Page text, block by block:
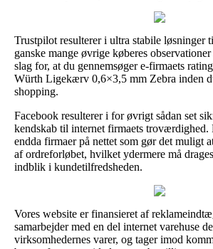
Trustpilot resulterer i ultra stabile løsninger
ganske mange øvrige køberes
slag for, at du gennemsøger e-firmaets
Würth Ligekærv 0,6×3,5 mm Zebra inden
shopping.
Facebook resulterer i for øvrigt sådan set
kendskab til internet firmaets troværdighed.
endda firmaer på nettet som gør det muligt
af ordreforløbet, hvilket ydermere må
indblik i kundetilfredsheden.
Vores website er finansieret af
samarbejder med en del internet varehuse
virksomhedernes varer, og tager imod